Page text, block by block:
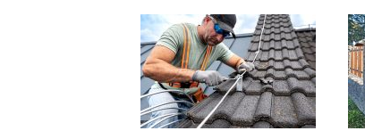
současných materiálů…